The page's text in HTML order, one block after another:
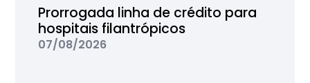
Prorrogada linha de crédito para
hospitais filantrópicos
07/08/2026